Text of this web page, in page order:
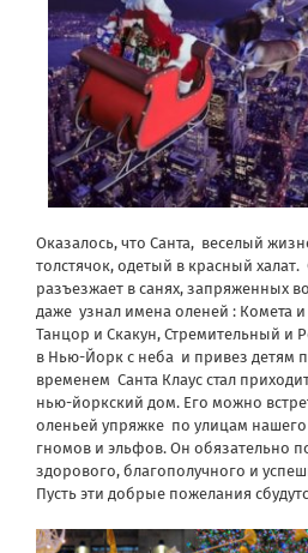
Оказалось, что Санта, веселый
толстячок, одетый в красный халат.
разъезжает в санях, запряженных
даже узнал имена оленей : Комета
Танцор и Скакун, Стремительный и
в Нью-Йорк с неба и привез детям
временем Санта Клаус стал
нью-йоркский дом. Его можно
оленьей упряжке по улицам
гномов и эльфов. Он обязательно
здорового, благополучного и
Пусть эти добрые пожелания